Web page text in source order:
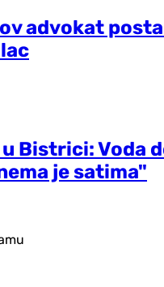
advokat
Bistrici: Voda
je satima"